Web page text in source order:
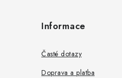
Informace
Časté dotazy
Doprava a platba